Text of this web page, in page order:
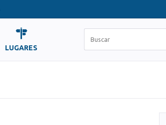
LUGARES